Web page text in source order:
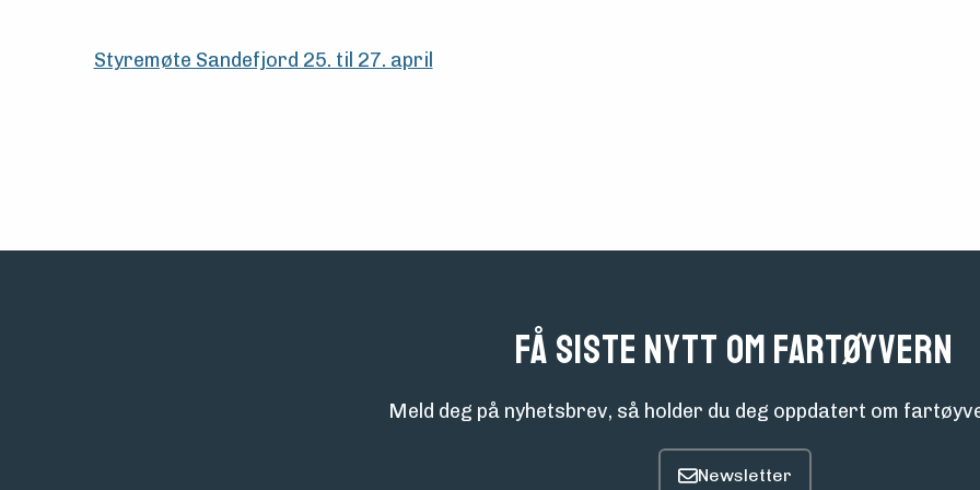
Styremøte Sandefjord 25. til 27. april
Få siste nytt om fartøyvern
Meld deg på nyhetsbrev, så holder du deg oppdatert om